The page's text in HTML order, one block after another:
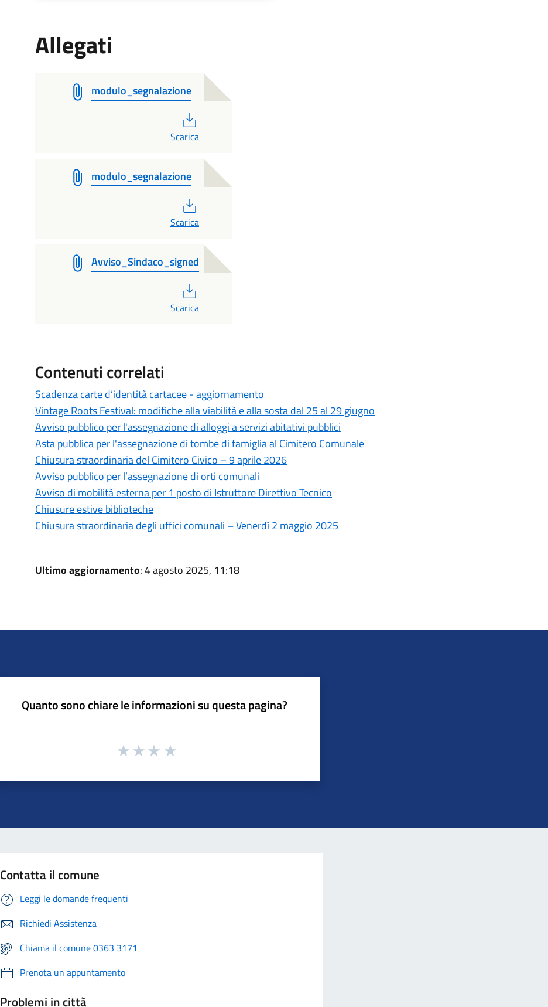
Allegati
modulo_segnalazione
Scarica
modulo_segnalazione
Scarica
Avviso_Sindaco_signed
Scarica
Contenuti correlati
Scadenza carte d’identità cartacee - aggiornamento
Vintage Roots Festival: modifiche alla viabilità e alla sosta dal 25 al 29 giugno
Avviso pubblico per l'assegnazione di alloggi a servizi abitativi pubblici
Asta pubblica per l'assegnazione di tombe di famiglia al Cimitero Comunale
Chiusura straordinaria del Cimitero Civico – 9 aprile 2026
Avviso pubblico per l’assegnazione di orti comunali
Avviso di mobilità esterna per 1 posto di Istruttore Direttivo Tecnico
Chiusure estive biblioteche
Chiusura straordinaria degli uffici comunali – Venerdì 2 maggio 2025
Ultimo aggiornamento: 4 agosto 2025, 11:18
Quanto sono chiare le informazioni su questa pagina?
Contatta il comune
Leggi le domande frequenti
Richiedi Assistenza
Chiama il comune 0363 3171
Prenota un appuntamento
Problemi in città